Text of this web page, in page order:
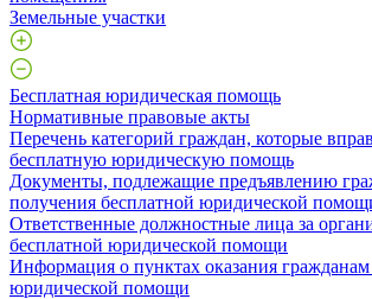
Земельные участки
Бесплатная юридическая помощь
Нормативные правовые акты
Перечень категорий граждан, которые
бесплатную юридическую помощь
Документы, подлежащие предъявлению
получения бесплатной юридической
Ответственные должностные лица за
бесплатной юридической помощи
Информация о пунктах оказания гражданам
юридической помощи